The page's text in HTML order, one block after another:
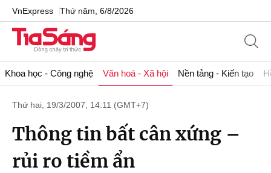
VnExpress Thứ năm, 6/8/2026
Khoa học - Công nghệ Văn hoá - Xã hội Nền tảng - Kiến tạo
Thứ hai, 19/3/2007, 14:11 (GMT+7)
Thông tin bất cân xứng –
rủi ro tiềm ẩn